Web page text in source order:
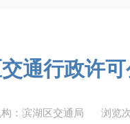
通行政许
：滨湖区交通局 浏览